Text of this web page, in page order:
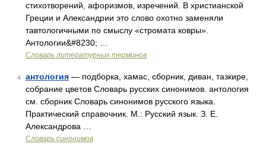
стихотворений, афоризмов, изречений. В христианской
Греции и Александрии это слово охотно заменяли
тавтологичными по смыслу «стромата ковры».
Антологии&#8230; …
Словарь литературных терминов
4 антология — подборка, хамас, сборник, диван, тазкире,
собрание цветов Словарь русских синонимов. антология
см. сборник Словарь синонимов русского языка.
Практический справочник. М.: Русский язык. З. Е.
Александрова …
Словарь синонимов